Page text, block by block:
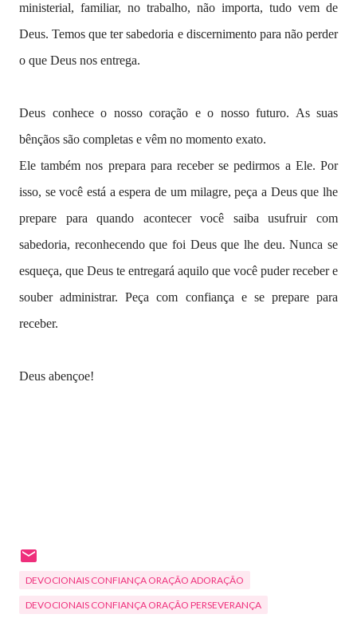
ministerial, familiar, no trabalho, não importa, tudo vem de
Deus. Temos que ter sabedoria e discernimento para não perder
o que Deus nos entrega.
Deus conhece o nosso coração e o nosso futuro. As suas
bênçãos são completas e vêm no momento exato.
Ele também nos prepara para receber se pedirmos a Ele. Por
isso, se você está a espera de um milagre, peça a Deus que lhe
prepare para quando acontecer você saiba usufruir com
sabedoria, reconhecendo que foi Deus que lhe deu. Nunca se
esqueça, que Deus te entregará aquilo que você puder receber e
souber administrar. Peça com confiança e se prepare para
receber.
Deus abençoe!
DEVOCIONAIS CONFIANÇA ORAÇÃO ADORAÇÃO
DEVOCIONAIS CONFIANÇA ORAÇÃO PERSEVERANÇA